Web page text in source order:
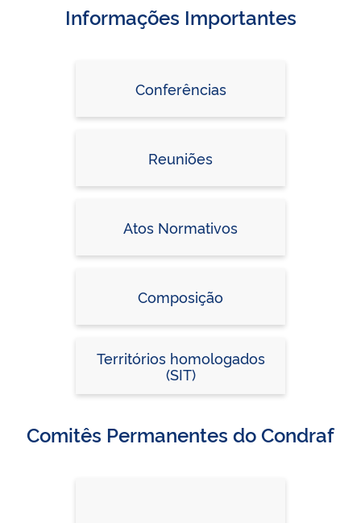
Informações Importantes
Conferências
Reuniões
Atos Normativos
Composição
Territórios homologados
(SIT)
Comitês Permanentes do Condraf